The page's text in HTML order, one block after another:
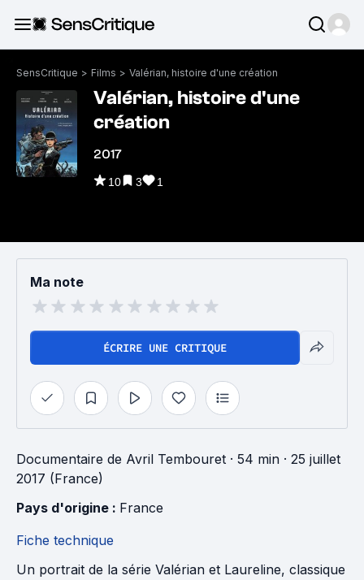
SensCritique > Films > Valérian, histoire d'une création
Valérian, histoire d'une
création
2017
10 3 1
Ma note
ÉCRIRE UNE CRITIQUE
Documentaire de Avril Tembouret · 54 min · 25 juillet
2017 (France)
Pays d'origine : France
Fiche technique
Un portrait de la série Valérian et Laureline, classique